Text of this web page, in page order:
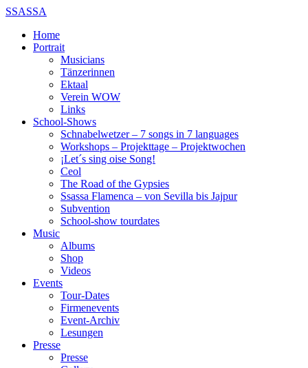
SSASSA
Home
Portrait
Musicians
Tänzerinnen
Ektaal
Verein WOW
Links
School-Shows
Schnabelwetzer – 7 songs in 7 languages
Workshops – Projekttage – Projektwochen
¡Let´s sing oise Song!
Ceol
The Road of the Gypsies
Ssassa Flamenca – von Sevilla bis Jajpur
Subvention
School-show tourdates
Music
Albums
Shop
Videos
Events
Tour-Dates
Firmenevents
Event-Archiv
Lesungen
Presse
Presse